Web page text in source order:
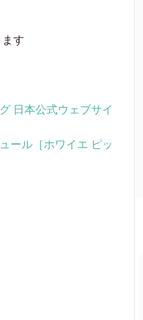
す
日本公式ウェブサイ
ール［ホワイエ ピッ